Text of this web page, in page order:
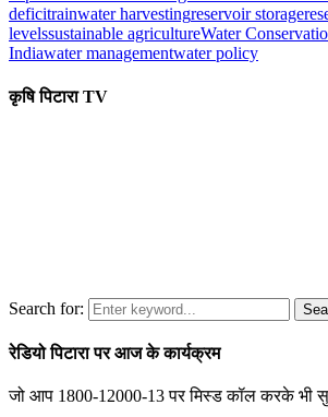
deficitrainwater harvestingreservoir storage
levelssustainable agricultureWater
Indiawater managementwater policy
कृषि पिटारा TV
Search for:
रेडियो पिटारा पर आज के कार्यक्रम
जो आप 1800-12000-13 पर मिस्ड कॉल करके भी